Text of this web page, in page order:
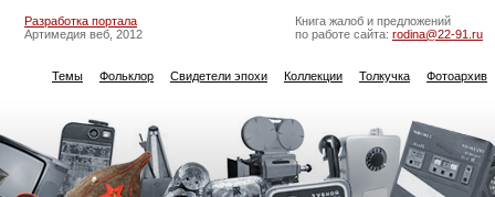
Разработка портала
Артимедия веб, 2012
Книга жалоб и предложений
по работе сайта: rodina@22-91.ru
Темы Фольклор Свидетели эпохи Коллекции Толкучка Фотоархив